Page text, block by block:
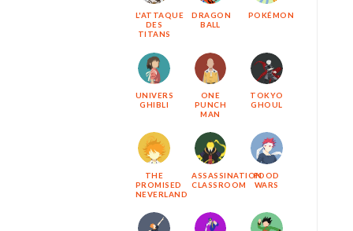
L'ATTAQUE
DES
TITANS
DRAGON
BALL
POKÉMON
UNIVERS
GHIBLI
ONE
PUNCH
MAN
TOKYO
GHOUL
THE
PROMISED
NEVERLAND
ASSASSINATION
CLASSROOM
FOOD
WARS